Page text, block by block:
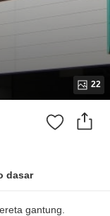
22
dasar
gantung.